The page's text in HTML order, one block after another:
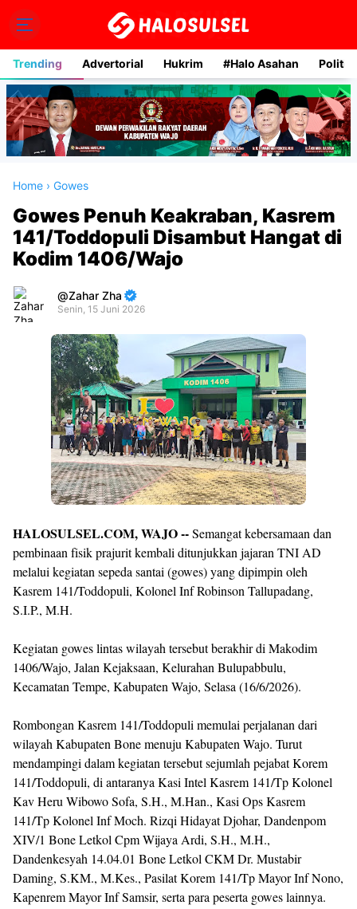
Trending Advertorial Hukrim #Halo Asahan Politik
Home › Gowes
Gowes Penuh Keakraban, Kasrem
141/Toddopuli Disambut Hangat di
Kodim 1406/Wajo
Zahar Zha
Senin, 15 Juni 2026
Premium
Raushan
Design
Templates
HALOSULSEL.COM, WAJO --Semangat kebersamaan dan
pembinaan fisik prajurit kembali ditunjukkan jajaran TNI AD
melalui kegiatan sepeda santai (gowes) yang dipimpin oleh
Kasrem 141/Toddopuli, Kolonel Inf Robinson Tallupadang,
S.I.P., M.H.
Kegiatan gowes lintas wilayah tersebut berakhir di Makodim
1406/Wajo, Jalan Kejaksaan, Kelurahan Bulupabbulu,
Kecamatan Tempe, Kabupaten Wajo, Selasa (16/6/2026).
Rombongan Kasrem 141/Toddopuli memulai perjalanan dari
wilayah Kabupaten Bone menuju Kabupaten Wajo. Turut
mendampingi dalam kegiatan tersebut sejumlah pejabat Korem
141/Toddopuli, di antaranya Kasi Intel Kasrem 141/Tp Kolonel
Kav Heru Wibowo Sofa, S.H., M.Han., Kasi Ops Kasrem
141/Tp Kolonel Inf Moch. Rizqi Hidayat Djohar, Dandenpom
XIV/1 Bone Letkol Cpm Wijaya Ardi, S.H., M.H.,
Dandenkesyah 14.04.01 Bone Letkol CKM Dr. Mustabir
Daming, S.KM., M.Kes., Pasilat Korem 141/Tp Mayor Inf Nono,
Kapenrem Mayor Inf Samsir, serta para peserta gowes lainnya.